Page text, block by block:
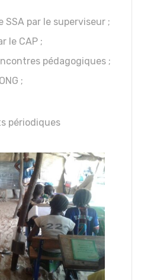
par le superviseur ;
le CAP ;
pédagogiques ;
;
périodiques